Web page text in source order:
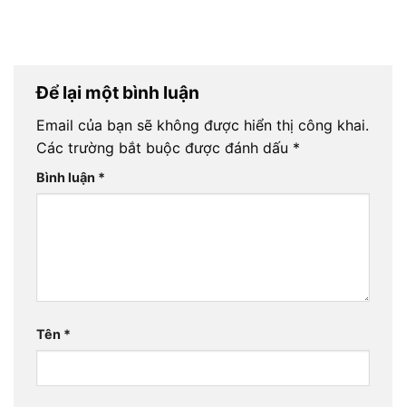
Để lại một bình luận
Email của bạn sẽ không được hiển thị công khai.
Các trường bắt buộc được đánh dấu *
Bình luận *
Tên *